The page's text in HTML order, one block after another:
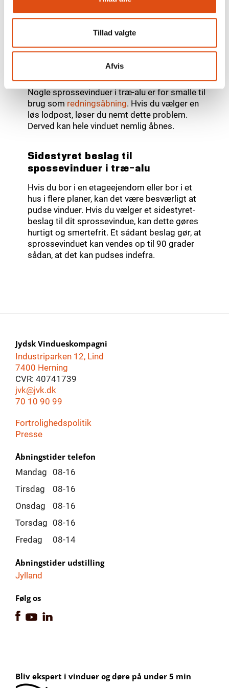
Tillad valgte
Afvis
paskvilgrebvælges med indbygget
Sprossevinduet som
redningsåbning
Nogle sprossevinduer i træ-alu er for smalle til
brug som redningsåbning. Hvis du vælger en
løs lodpost, løser du nemt dette problem.
Derved kan hele vinduet nemlig åbnes.
Sidestyret beslag til
spossevinduer i træ-alu
Hvis du bor i en etageejendom eller bor i et
hus i flere planer, kan det være besværligt at
pudse vinduer. Hvis du vælger et sidestyret-
beslag til dit sprossevindue, kan dette gøres
hurtigt og smertefrit. Et sådant beslag gør, at
sprossevinduet kan vendes op til 90 grader
sådan, at det kan pudses indefra.
Jydsk Vindueskompagni
Industriparken 12, Lind
7400 Herning
CVR: 40741739
jvk@jvk.dk
70 10 90 99
Fortrolighedspolitik
Presse
Åbningstider telefon
Mandag
08-16
Tirsdag
08-16
Onsdag
08-16
Torsdag 08-16
Fredag
08-14
Åbningstider udstilling
Jylland
Følg os
Bliv ekspert i vinduer og døre på under 5 min